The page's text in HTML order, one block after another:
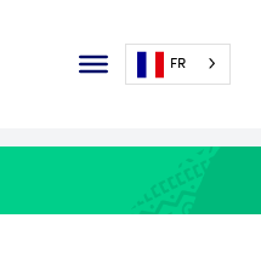
FR